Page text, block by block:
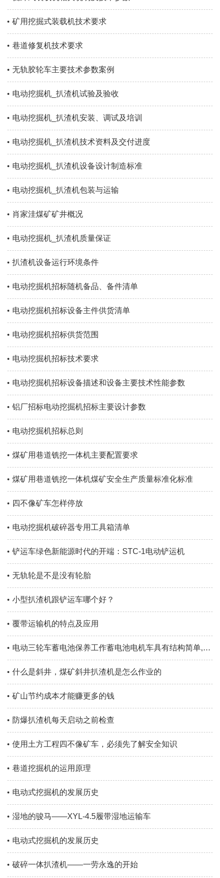
矿用挖掘式装载机技术要求
巷道修复机技术要求
无轨胶轮车主要技术参数案例
电动挖掘机_扒渣机试验及验收
电动挖掘机_扒渣机安装、调试及培训
电动挖掘机_扒渣机技术资料及交付进度
电动挖掘机_扒渣机设备设计制造标准
电动挖掘机_扒渣机包装与运输
肖家洼煤矿矿井概况
电动挖掘机_扒渣机质量保证
​扒渣机设备运行环境条件
电动挖掘机招标随机备品、备件清单
电动挖掘机招标设备主件供货清单
电动挖掘机招标供货范围
电动挖掘机招标技术要求
电动挖掘机招标设备描述和设备主要技术性能参数
铝厂招标电动挖掘机招标主要设计参数
电动挖掘机招标总则
煤矿用巷道铣挖一体机主要配置要求
煤矿用巷道铣挖一体机煤矿安全生产质量标准化标准
四不像矿车怎样停放
电动挖掘机破碎器专用工具箱清单
铲运车绿色新能源时代的开端：STC-1电动铲运机
无轨轮是不是没有轮胎
小型扒渣机跟铲运车哪个好？
覆带运输机的特点及应用
电动三轮车蓄电池保养工作蓄电池电机车具有结构简单,无噪音,无污
什么是斜井，煤矿斜井扒渣机是怎么作业的
矿山节约成本才能赚更多的钱
防爆扒渣机每天启动之前检查
使用土方工程四不像矿车，必须先了解安全知识
巷道挖掘机的运用原理
电动式挖掘机的发展历史
湿地的骏马——XYL-4.5履带湿地运输车
电动式挖掘机的发展历史
破碎一体扒渣机——一劳永逸的开始